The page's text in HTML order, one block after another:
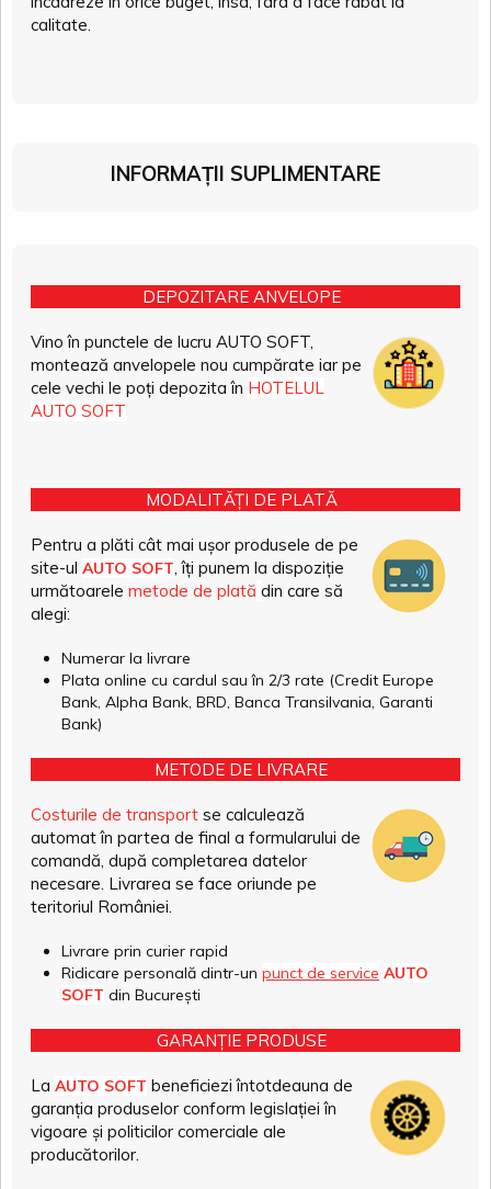
calitate.
INFORMAȚII SUPLIMENTARE
DEPOZITARE ANVELOPE
Vino în punctele de lucru AUTO SOFT,
montează anvelopele nou cumpărate iar pe
cele vechi le poți depozita în HOTELUL
AUTO SOFT
MODALITĂȚI DE PLATĂ
Pentru a plăti cât mai ușor produsele de pe
site-ul AUTO SOFT, îți punem la dispoziție
următoarele metode de plată din care să
alegi:
Numerar la livrare
Plata online cu cardul sau în 2/3 rate (Credit Europe
Bank, Alpha Bank, BRD, Banca Transilvania, Garanti
Bank)
METODE DE LIVRARE
Costurile de transport se calculează
automat în partea de final a formularului de
comandă, după completarea datelor
necesare. Livrarea se face oriunde pe
teritoriul României.
Livrare prin curier rapid
Ridicare personală dintr-un punct de service AUTO
SOFT din București
GARANȚIE PRODUSE
La AUTO SOFT beneficiezi întotdeauna de
garanția produselor conform legislației în
vigoare și politicilor comerciale ale
producătorilor.